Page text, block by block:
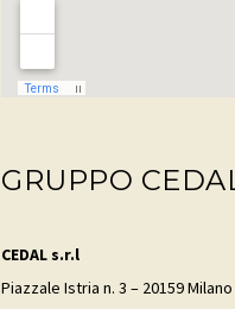
GRUPPO
CEDAL s.r.l
Piazzale Istria n. 3 – 20159 Milano